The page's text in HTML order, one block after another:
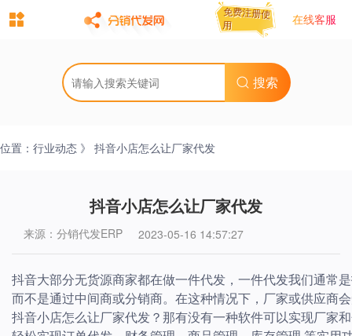
免费注册使
用
免费注册使
用 在线客服
搜索
位置： 行业动态 》 抖音小店怎么让厂家代发
抖音小店怎么让厂家代发
来源：分销代发ERP 2023-05-16 14:57:27
抖音大部分无货源商家都在做一件代发， 一件代发我们通常
而不是通过中间商或分销商。在这种情况下，厂家或供应商
抖音小店怎么让厂家代发？那有没有一种软件可以实现厂家